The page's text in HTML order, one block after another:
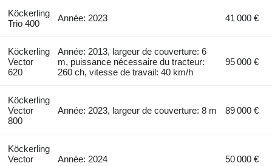
Köckerling
Trio 400
Année: 2023 41 000 €
Köckerling
Vector
620
Année: 2013, largeur de couverture: 6
m, puissance nécessaire du tracteur:
260 ch, vitesse de travail: 40 km/h
95 000 €
Köckerling
Vector
800
Année: 2023, largeur de couverture: 8 m 89 000 €
Köckerling
Vector
Année: 2024 50 000 €